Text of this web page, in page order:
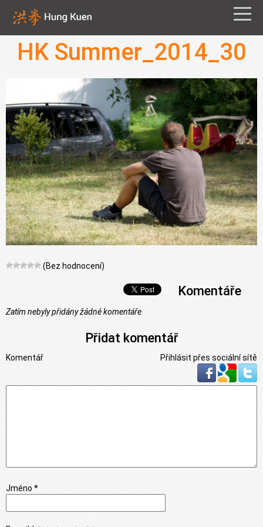
HK Summer_2014_30
(Bez hodnocení)
Komentáře
Zatím nebyly přidány žádné komentáře
Přidat komentář
Přihlásit přes sociální sítě
Komentář
Jméno *